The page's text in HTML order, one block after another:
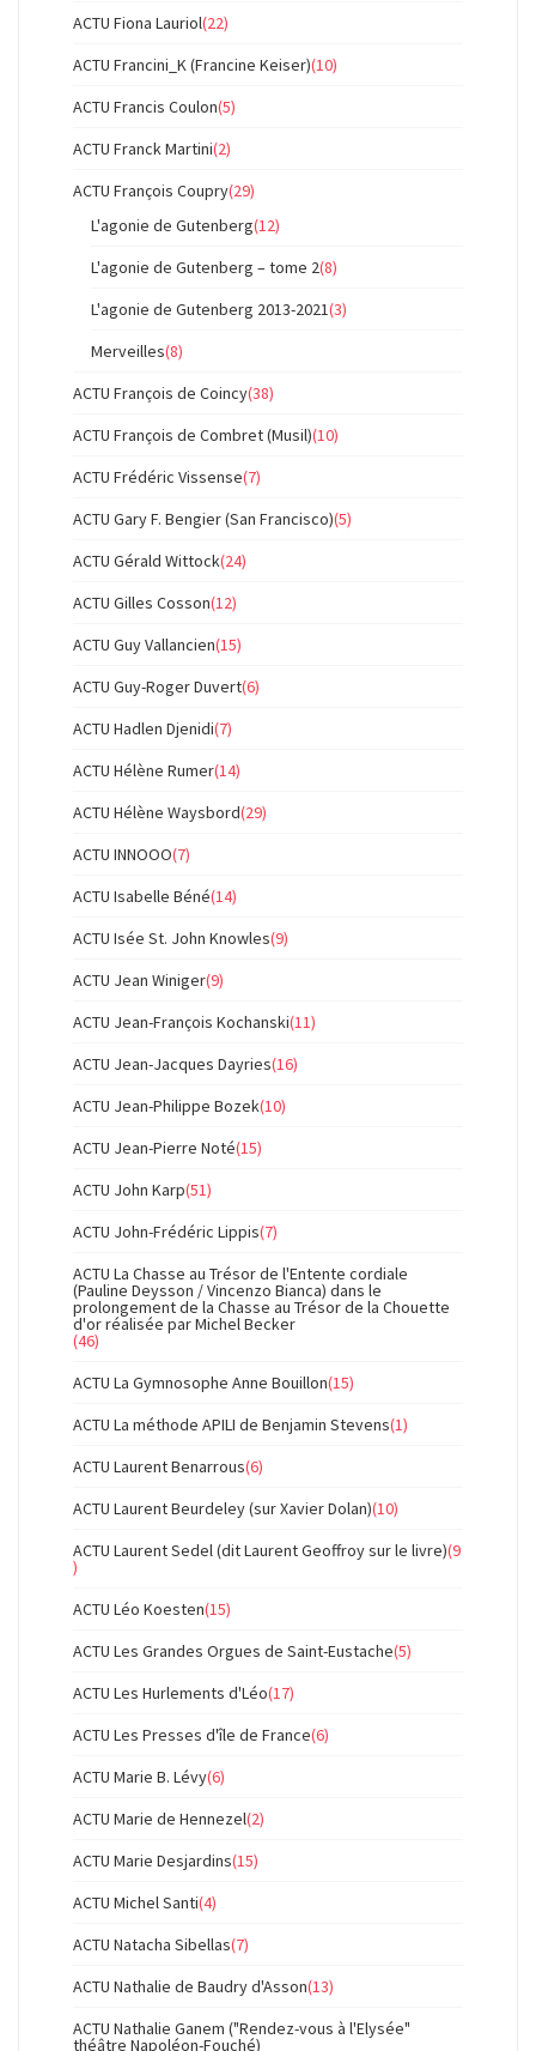
ACTU Fiona Lauriol(22)
ACTU Francini_K (Francine Keiser)(10)
ACTU Francis Coulon(5)
ACTU Franck Martini(2)
ACTU François Coupry(29)
L'agonie de Gutenberg(12)
L'agonie de Gutenberg – tome 2(8)
L'agonie de Gutenberg 2013-2021(3)
Merveilles(8)
ACTU François de Coincy(38)
ACTU François de Combret (Musil)(10)
ACTU Frédéric Vissense(7)
ACTU Gary F. Bengier (San Francisco)(5)
ACTU Gérald Wittock(24)
ACTU Gilles Cosson(12)
ACTU Guy Vallancien(15)
ACTU Guy-Roger Duvert(6)
ACTU Hadlen Djenidi(7)
ACTU Hélène Rumer(14)
ACTU Hélène Waysbord(29)
ACTU INNOOO(7)
ACTU Isabelle Béné(14)
ACTU Isée St. John Knowles(9)
ACTU Jean Winiger(9)
ACTU Jean-François Kochanski(11)
ACTU Jean-Jacques Dayries(16)
ACTU Jean-Philippe Bozek(10)
ACTU Jean-Pierre Noté(15)
ACTU John Karp(51)
ACTU John-Frédéric Lippis(7)
ACTU La Chasse au Trésor de l'Entente cordiale
(Pauline Deysson / Vincenzo Bianca) dans le
prolongement de la Chasse au Trésor de la Chouette
d'or réalisée par Michel Becker
(46)
ACTU La Gymnosophe Anne Bouillon(15)
ACTU La méthode APILI de Benjamin Stevens(1)
ACTU Laurent Benarrous(6)
ACTU Laurent Beurdeley (sur Xavier Dolan)(10)
ACTU Laurent Sedel (dit Laurent Geoffroy sur le livre)(9
)
ACTU Léo Koesten(15)
ACTU Les Grandes Orgues de Saint-Eustache(5)
ACTU Les Hurlements d'Léo(17)
ACTU Les Presses d'île de France(6)
ACTU Marie B. Lévy(6)
ACTU Marie de Hennezel(2)
ACTU Marie Desjardins(15)
ACTU Michel Santi(4)
ACTU Natacha Sibellas(7)
ACTU Nathalie de Baudry d'Asson(13)
ACTU Nathalie Ganem ("Rendez-vous à l'Elysée"
théâtre Napoléon-Fouché)